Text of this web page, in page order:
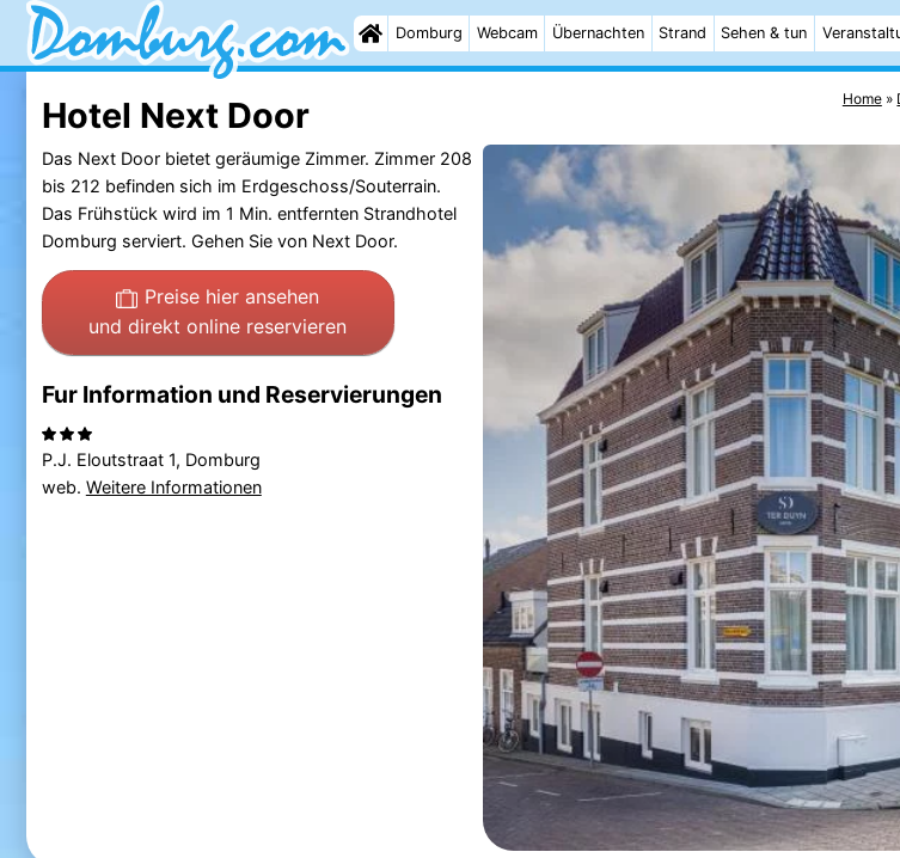
Domburg Webcam Übernachten Strand Sehen & tun
Home
Hotel Next Door
Das Next Door bietet geräumige Zimmer. Zimmer 208
bis 212 befinden sich im Erdgeschoss/Souterrain.
Das Frühstück wird im 1 Min. entfernten Strandhotel
Domburg serviert. Gehen Sie von Next Door.
Preise hier ansehen
und direkt online reservieren
Fur Information und Reservierungen
P.J. Eloutstraat 1, Domburg
web. Weitere Informationen